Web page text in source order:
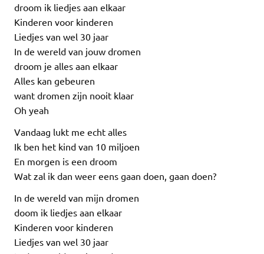
droom ik liedjes aan elkaar
Kinderen voor kinderen
Liedjes van wel 30 jaar
In de wereld van jouw dromen
droom je alles aan elkaar
Alles kan gebeuren
want dromen zijn nooit klaar
Oh yeah
Vandaag lukt me echt alles
Ik ben het kind van 10 miljoen
En morgen is een droom
Wat zal ik dan weer eens gaan doen, gaan doen?
In de wereld van mijn dromen
doom ik liedjes aan elkaar
Kinderen voor kinderen
Liedjes van wel 30 jaar